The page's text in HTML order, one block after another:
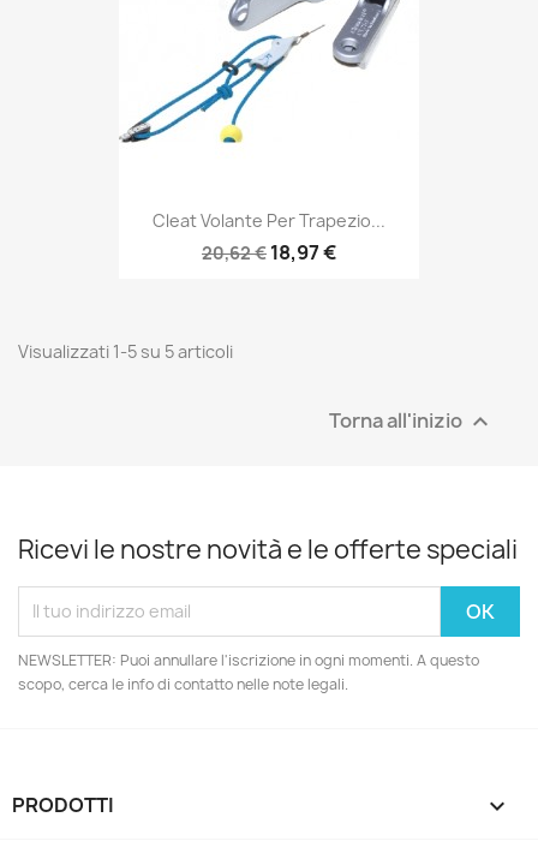
Cleat Volante Per Trapezio...
20,62 € 18,97 €
Visualizzati 1-5 su 5 articoli
Torna all'inizio 
Ricevi le nostre novità e le offerte speciali
NEWSLETTER: Puoi annullare l'iscrizione in ogni momenti. A questo
scopo, cerca le info di contatto nelle note legali.
PRODOTTI 